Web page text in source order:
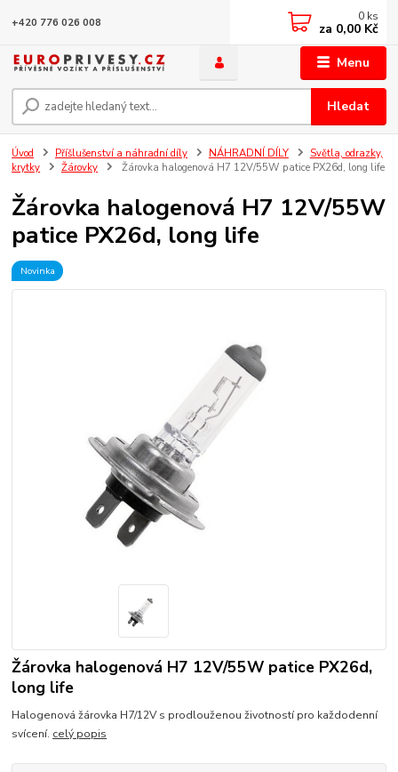
Menu
Hledat
+420 776 026 008 0 ks
za 0,00 Kč
Úvod Příšlušenství a náhradní díly NÁHRADNÍ DÍLY
Světla, odrazky,
krytky
Žárovky Žárovka halogenová H7 12V/55W patice PX26d, long life
Žárovka halogenová H7 12V/55W
patice PX26d, long life
Novinka
Žárovka halogenová H7 12V/55W patice PX26d,
long life
Halogenová žárovka H7/12V s prodlouženou životností pro každodenní
svícení. celý popis